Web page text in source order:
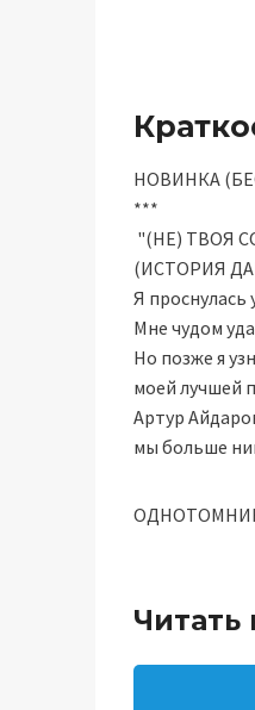
НОВИНКА
***
"(НЕ) ТВОЯ
(ИСТОРИЯ
Я проснулась
Мне чудом
Но позже я
моей лучшей
Артур
мы больше
Читать